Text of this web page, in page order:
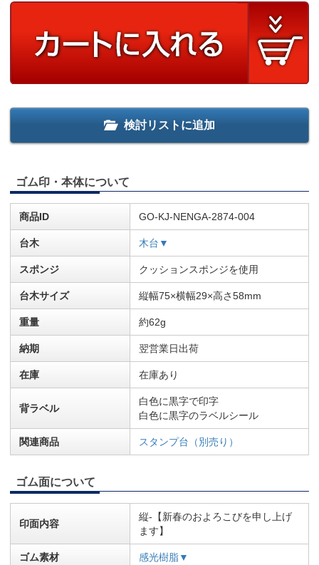
検討リストに追加
ゴム印・本体について
商品ID GO-KJ-NENGA-2874-004
台木 木台▼
スポンジ クッションスポンジを使用
台木サイズ 縦幅75×横幅29×高さ58mm
重量 約62g
納期 翌営業日出荷
在庫 在庫あり
背ラベル
白色に黒字で印字
白色に黒字のラベルシール
関連商品 スタンプ台（別売り）
ゴム面について
印面内容
縦-【新春のおよろこびを申し上げ
ます】
ゴム素材 感光樹脂▼